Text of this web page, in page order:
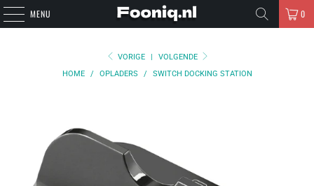
MENU 0
VORIGE |
VOLGENDE
HOME
/ OPLADERS / SWITCH DOCKING STATION